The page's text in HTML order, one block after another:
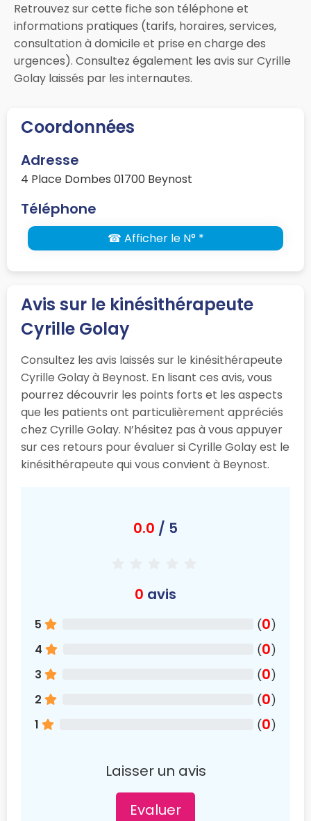
Retrouvez sur cette fiche son téléphone et
informations pratiques (tarifs, horaires, services,
consultation à domicile et prise en charge des
urgences). Consultez également les avis sur Cyrille
Golay laissés par les internautes.
Coordonnées
Adresse
4 Place Dombes 01700 Beynost
Téléphone
☎ Afficher le N° *
Avis sur le kinésithérapeute
Cyrille Golay
Consultez les avis laissés sur le kinésithérapeute
Cyrille Golay à Beynost. En lisant ces avis, vous
pourrez découvrir les points forts et les aspects
que les patients ont particulièrement appréciés
chez Cyrille Golay. N’hésitez pas à vous appuyer
sur ces retours pour évaluer si Cyrille Golay est le
kinésithérapeute qui vous convient à Beynost.
0.0 / 5
0 avis
5 (0)
4
(0)
3
(0)
2
(0)
1
(0)
Laisser un avis
Evaluer